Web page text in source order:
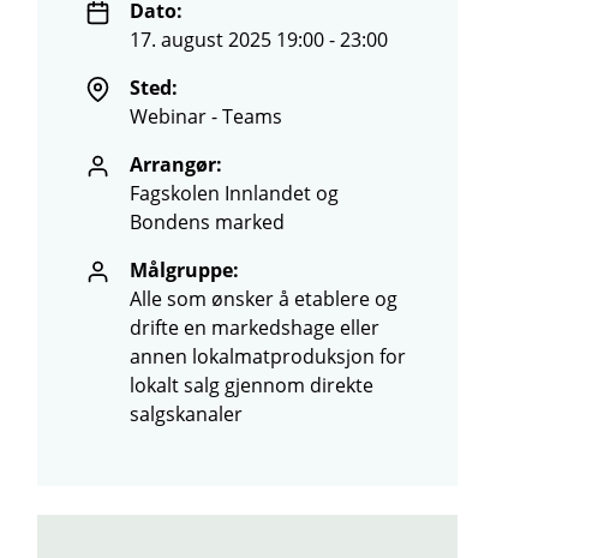
Dato:
17. august 2025 19:00 - 23:00
Sted:
Webinar - Teams
Arrangør:
Fagskolen Innlandet og
Bondens marked
Målgruppe:
Alle som ønsker å etablere og
drifte en markedshage eller
annen lokalmatproduksjon for
lokalt salg gjennom direkte
salgskanaler